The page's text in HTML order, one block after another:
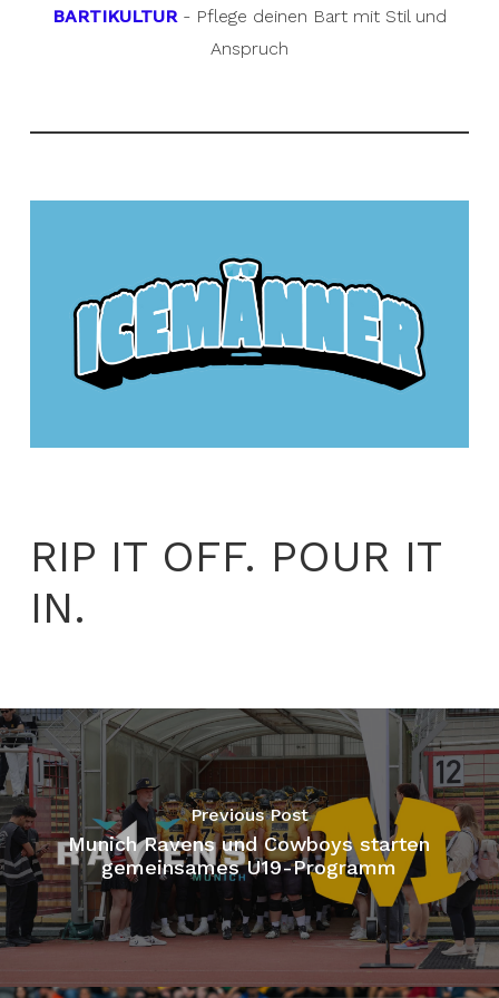
BARTIKULTUR- Pflege deinen Bart mit Stil und
Anspruch
RIP IT OFF. POUR IT
IN.
Previous Post
Munich Ravens und Cowboys starten
gemeinsames U19-Programm